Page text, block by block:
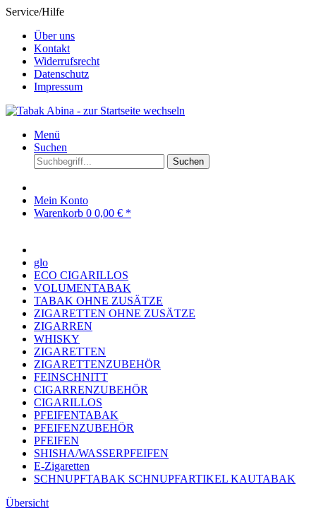
Service/Hilfe
Über uns
Kontakt
Widerrufsrecht
Datenschutz
Impressum
Menü
Suchen
Suchen
Mein Konto
Warenkorb 0 0,00 € *
glo
ECO CIGARILLOS
VOLUMENTABAK
TABAK OHNE ZUSÄTZE
ZIGARETTEN OHNE ZUSÄTZE
ZIGARREN
WHISKY
ZIGARETTEN
ZIGARETTENZUBEHÖR
FEINSCHNITT
CIGARRENZUBEHÖR
CIGARILLOS
PFEIFENTABAK
PFEIFENZUBEHÖR
PFEIFEN
SHISHA/WASSERPFEIFEN
E-Zigaretten
SCHNUPFTABAK SCHNUPFARTIKEL KAUTABAK
Übersicht